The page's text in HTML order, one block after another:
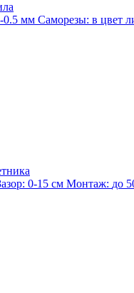
0.5 мм Саморезы: в цвет
0-15 см Монтаж: до